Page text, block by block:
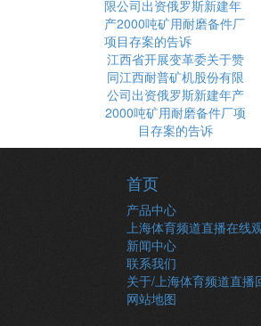
江西省开展变革委关于赞
同江西耐普矿机股份有限
公司出资俄罗斯新建年产
2000吨矿用耐磨备件厂项
目存案的告诉
首页
产品中心
上海体育频道直播在线
新闻中心
联系我们
关于/上海体育频道直播
网站地图